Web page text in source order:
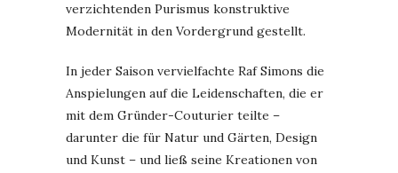
verzichtenden Purismus konstruktive
Modernität in den Vordergrund gestellt.
In jeder Saison vervielfachte Raf Simons die
Anspielungen auf die Leidenschaften, die er
mit dem Gründer-Couturier teilte –
darunter die für Natur und Gärten, Design
und Kunst – und ließ seine Kreationen von